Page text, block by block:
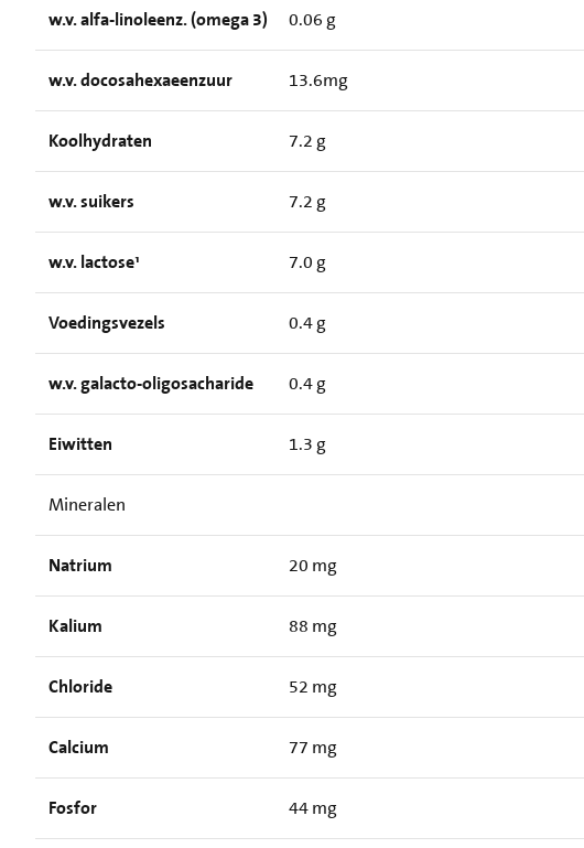
w.v. alfa-linoleenz. (omega 3) 0.06 g
w.v. docosahexaeenzuur 13.6mg
Koolhydraten 7.2 g
w.v. suikers 7.2 g
w.v. lactose¹ 7.0 g
Voedingsvezels 0.4 g
w.v. galacto-oligosacharide 0.4 g
Eiwitten 1.3 g
Mineralen
Natrium 20 mg
Kalium 88 mg
Chloride 52 mg
Calcium 77 mg
Fosfor 44 mg